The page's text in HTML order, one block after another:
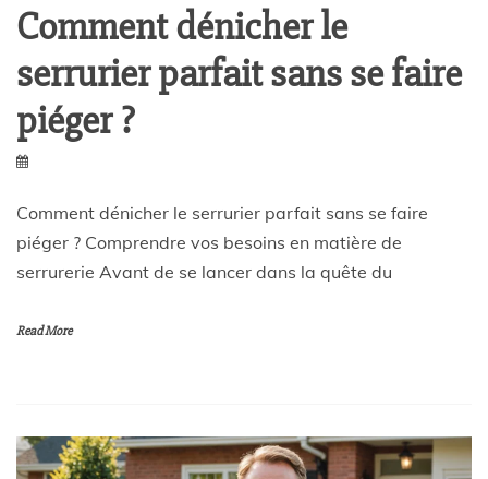
Comment dénicher le
serrurier parfait sans se faire
piéger ?
Comment dénicher le serrurier parfait sans se faire
piéger ? Comprendre vos besoins en matière de
serrurerie Avant de se lancer dans la quête du
Read More